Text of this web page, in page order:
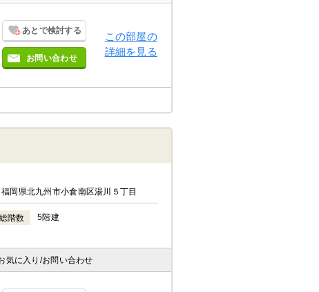
あとで検討する
お問い合わせ
この部屋の
詳細を見る
福岡県北九州市小倉南区湯川５丁目
総階数 5階建
気に入り /お問い合わせ